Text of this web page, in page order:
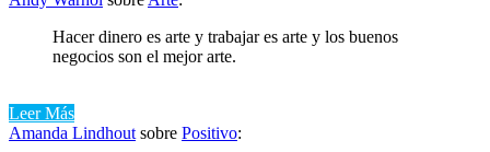
Hacer dinero es arte y trabajar es arte y los buenos
negocios son el mejor arte.
Leer Más
Amanda Lindhout sobre Positivo: